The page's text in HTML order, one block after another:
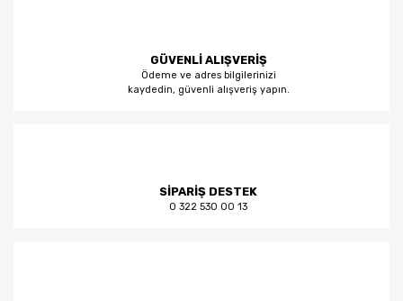
GÜVENLİ ALIŞVERİŞ
Ödeme ve adres bilgilerinizi
kaydedin, güvenli alışveriş yapın.
SİPARİŞ DESTEK
0 322 530 00 13